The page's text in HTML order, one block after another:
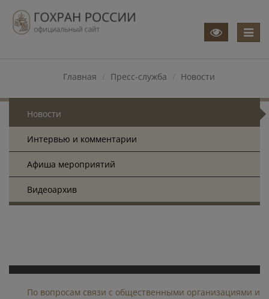
Меню
Главная Пресс-служба Новости
Новости
Интервью и комментарии
Афиша мероприятий
Видеоархив
По вопросам связи с общественными организациями и